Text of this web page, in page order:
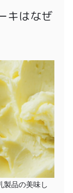
キはなぜ
製品の美味し